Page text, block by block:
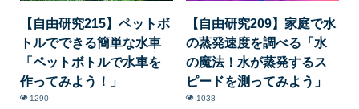
【自由研究215】ペットボ
トルでできる簡単な水車
「ペットボトルで水車を
作ってみよう！」
1290
【自由研究209】家庭で水
の蒸発速度を調べる「水
の魔法！水が蒸発するス
ピードを測ってみよう」
1038